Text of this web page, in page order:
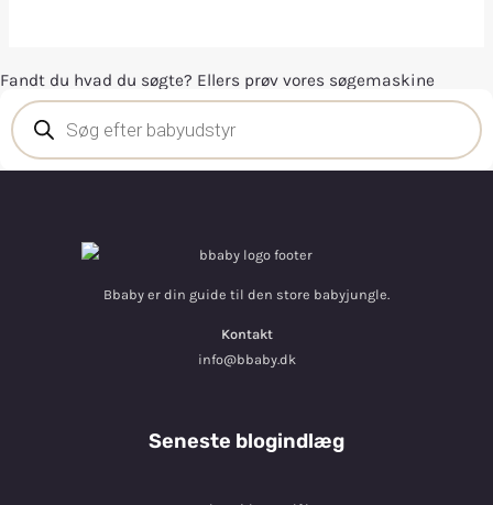
Fandt du hvad du søgte? Ellers prøv vores søgemaskine
Bbaby er din guide til den store babyjungle.
Kontakt
info@bbaby.dk
Seneste blogindlæg